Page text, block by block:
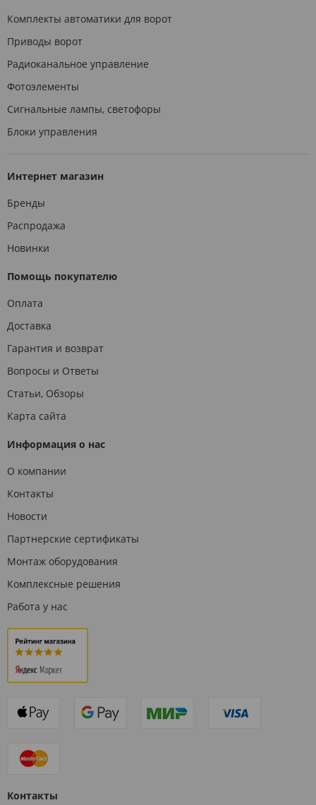
Комплекты автоматики для ворот
Приводы ворот
Радиоканальное управление
Фотоэлементы
Сигнальные лампы, светофоры
Блоки управления
Интернет магазин
Бренды
Распродажа
Новинки
Помощь покупателю
Оплата
Доставка
Гарантия и возврат
Вопросы и Ответы
Статьи, Обзоры
Карта сайта
Информация о нас
О компании
Контакты
Новости
Партнерские сертификаты
Монтаж оборудования
Комплексные решения
Работа у нас
Контакты